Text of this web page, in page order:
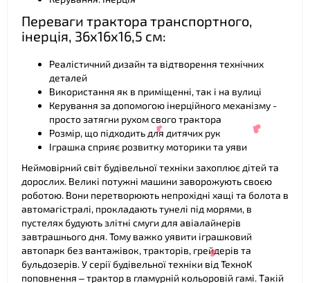
Переваги трактора транспортного,
інерція, 36х16х16,5 см:
Реалістичний дизайн та відтворення технічних
деталей
Використання як в приміщенні, так і на вулиці
Керування за допомогою інерційного механізму -
просто затягни рухом свого трактора
Розмір, що підходить для дитячих рук
Іграшка сприяє розвитку моторики та уяви
Неймовірний світ будівельної техніки захоплює дітей та
дорослих. Великі потужні машини заворожують своєю
роботою. Вони перетворюють непрохідні хащі та болота в
автомагістралі, прокладають тунелі під морями, в
пустелях будують злітні смуги для авіалайнерів
завтрашнього дня. Тому важко уявити іграшковий
автопарк без вантажівок, тракторів, грейдерів та
бульдозерів. У серії будівельної техніки від ТехноК
поповнення – трактор в гламурній кольоровій гамі. Такій